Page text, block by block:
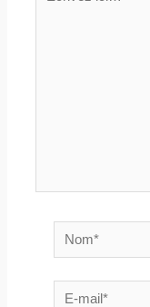
Nom*
E-